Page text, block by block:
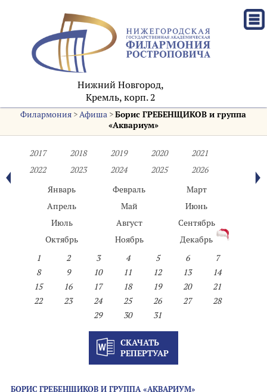
Нижний Новгород,
Кремль, корп. 2
Филармония >Афиша >Борис ГРЕБЕНЩИКОВ и группа
«Аквариум»
2017 2018 2019 2020
2021
2022
2023 2024 2025
2026
Январь
Февраль
Март
Апрель
Май
Июнь
Июль
Август
Сентябрь
Октябрь
Ноябрь
Декабрь
1
2 3 4 5 6
7
8
9 10 11 12 13
14
15
16 17 18 19 20
21
22
23 24 25 26 27
28
29
30 31
СКАЧАТЬ
РЕПЕРТУАР
БОРИС ГРЕБЕНЩИКОВ И ГРУППА «АКВАРИУМ»